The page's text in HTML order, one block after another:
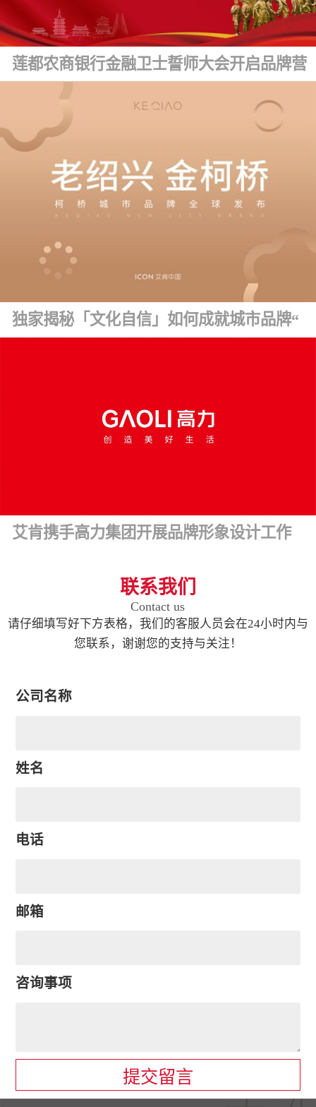
莲都农商银行金融卫士誓师大会开启品牌营销新篇章
艾肯携手高力集团开展品牌形象设计工作
联系我们
Contact us
请仔细填写好下方表格，我们的客服人员会在24小时内与
您联系，谢谢您的支持与关注！
公司名称
姓名
电话
邮箱
咨询事项